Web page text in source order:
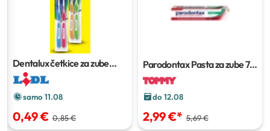
Dentalux četkice za zube
classic2 kom
samo 11.08
0,49 € 0,85 €
Parodontax Pasta za zube75
ml
do 12.08
2,99 €* 5,69 €